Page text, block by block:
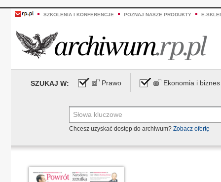
SZKOLENIA I KONFERENCJE POZNAJ NASZE PRODUKTY E-
SZUKAJ W: Prawo Ekonomia i biznes
Chcesz uzyskać dostęp do archiwum? Zobacz ofertę